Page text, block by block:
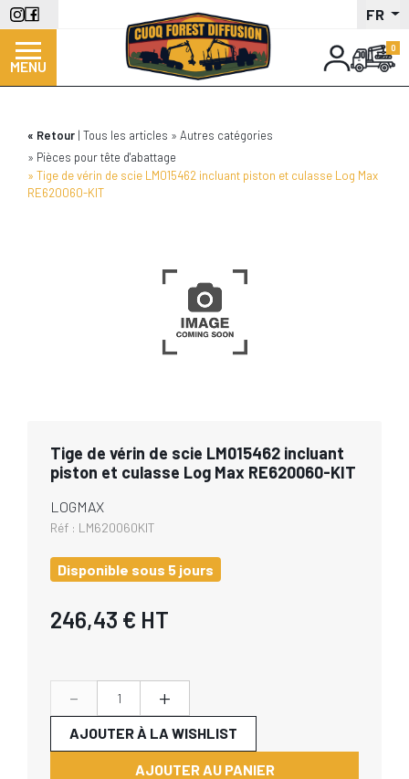
Aller
au
contenu
principal
FR
MENU
Retour Tous les articles
Autres catégories
Pièces pour tête d'abattage
Tige de vérin de scie LM015462 incluant piston et culasse Log Max
RE620060-KIT
Tige de vérin de scie LM015462 incluant
piston et culasse Log Max RE620060-KIT
LOGMAX
Réf : LM620060KIT
Disponible sous 5 jours
246,43 € HT
- +
AJOUTER AU PANIER
AJOUTER À LA WISHLIST